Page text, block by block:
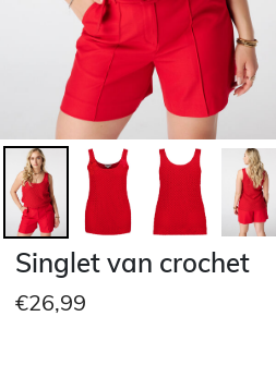
Singlet van crochet
€26,99